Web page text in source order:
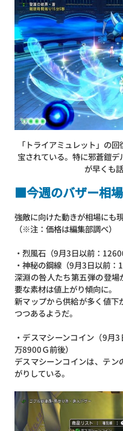
「トライアミュレット」の
宝されている。特に邪蒼鎧
が早くも
■今週のバザー相
強敵に向けた動きが相場にも
（※注：価格は編集部調べ）
・烈風石（9月3日以前：
・神秘の鋼線（9月3日以前
深淵の咎人たち第五弾の登
要な素材は値上がり傾向に。
新マップから供給が多く値下
つつあるようだ。
・デスマシーンコイン（9
万8900Ｇ前後）
デスマシーンコインは、テ
がりしている。